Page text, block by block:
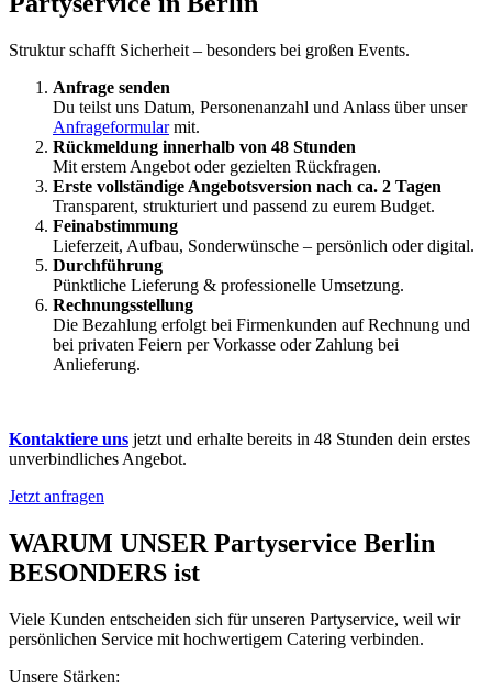
Struktur schafft Sicherheit – besonders bei großen Events.
Anfrage senden
Du teilst uns Datum, Personenanzahl und Anlass über unser
Anfrageformularmit.
Rückmeldung innerhalb von 48 Stunden
Mit erstem Angebot oder gezielten Rückfragen.
Erste vollständige Angebotsversion nach ca. 2 Tagen
Transparent, strukturiert und passend zu eurem Budget.
Feinabstimmung
Lieferzeit, Aufbau, Sonderwünsche – persönlich oder digital.
Durchführung
Pünktliche Lieferung & professionelle Umsetzung.
Rechnungsstellung
Die Bezahlung erfolgt bei Firmenkunden auf Rechnung und
bei privaten Feiern per Vorkasse oder Zahlung bei
Anlieferung.
Kontaktiere uns jetzt und erhalte bereits in 48 Stunden dein erstes
unverbindliches Angebot.
Jetzt anfragen
WARUM UNSER Partyservice Berlin
BESONDERS ist
Viele Kunden entscheiden sich für unseren Partyservice, weil wir
persönlichen Service mit hochwertigem Catering verbinden.
Unsere Stärken: